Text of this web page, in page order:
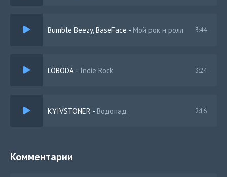
Bumble Beezy, BaseFace - Мой рок н ролл 3:44
LOBODA - Indie Rock 3:24
KYIVSTONER - Водопад 2:16
Комментарии